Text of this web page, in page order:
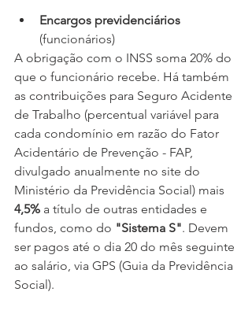
Encargos previdenciários
(funcionários)
A obrigação com o INSS soma 20% do
que o funcionário recebe. Há também
as contribuições para Seguro Acidente
de Trabalho (percentual variável para
cada condomínio em razão do Fator
Acidentário de Prevenção - FAP,
divulgado anualmente no site do
Ministério da Previdência Social) mais
4,5% a título de outras entidades e
fundos, como do "Sistema S". Devem
ser pagos até o dia 20 do mês seguinte
ao salário, via GPS (Guia da Previdência
Social).